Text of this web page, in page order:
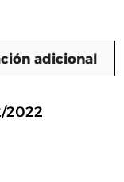
adicional
2022